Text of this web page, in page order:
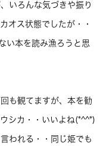
いろんな気づきや振り
オス状態でしたが・・
い本を読み漁ろうと思
も観てますが、本を勧
シカ・・いいよね(*^^*)
われる・・同じ姫でも